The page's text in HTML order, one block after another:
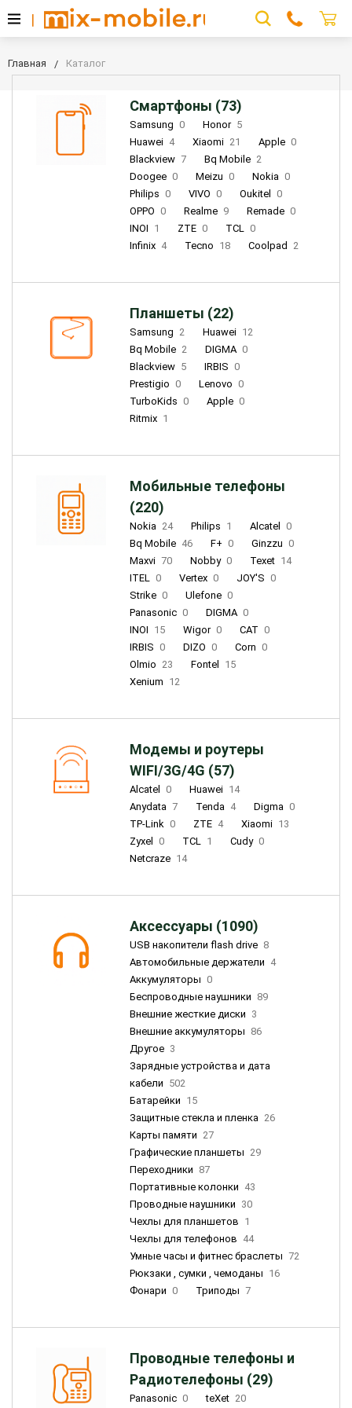
Главная Каталог
Смартфоны (73)
Samsung 0 Honor 5
Huawei 4 Xiaomi 21 Apple 0
Blackview 7 Bq Mobile 2
Doogee 0 Meizu 0 Nokia 0
Philips 0 VIVO 0 Oukitel
0
OPPO 0 Realme 9 Remade 0
INOI 1 ZTE 0 TCL 0
Infinix 4 Tecno 18 Coolpad 2
Планшеты (22)
Samsung 2 Huawei 12
Bq Mobile 2 DIGMA 0
Blackview 5 IRBIS 0
Prestigio 0 Lenovo 0
TurboKids 0 Apple 0
Ritmix 1
Мобильные телефоны
(220)
Nokia 24 Philips 1 Alcatel
0
Bq Mobile 46 F+ 0 Ginzzu 0
Maxvi 70 Nobby 0 Texet 14
ITEL 0 Vertex 0 JOY'S 0
Strike 0 Ulefone 0
Panasonic 0 DIGMA 0
INOI 15 Wigor 0 CAT 0
IRBIS 0 DIZO 0 Corn 0
Olmio 23 Fontel
15
Xenium 12
Модемы и роутеры
WIFI/3G/4G (57)
Alcatel 0 Huawei 14
Anydata 7 Tenda 4 Digma 0
TP-Link 0 ZTE 4 Xiaomi 13
Zyxel
0 TCL 1 Cudy 0
Netcraze 14
Аксессуары (1090)
USB накопители flash drive 8
Автомобильные держатели 4
Аккумуляторы 0
Беспроводные наушники 89
Внешние жесткие диски 3
Внешние аккумуляторы 86
Другое 3
Зарядные устройства и дата
кабели 502
Батарейки 15
Защитные стекла и пленка 26
Карты памяти 27
Графические планшеты 29
Переходники 87
Портативные колонки 43
Проводные наушники 30
Чехлы для планшетов 1
Чехлы для телефонов 44
Умные часы и фитнес браслеты 72
Рюкзаки , сумки , чемоданы 16
Фонари 0 Триподы 7
Проводные телефоны и
Радиотелефоны (29)
Panasonic 0 teXet 20